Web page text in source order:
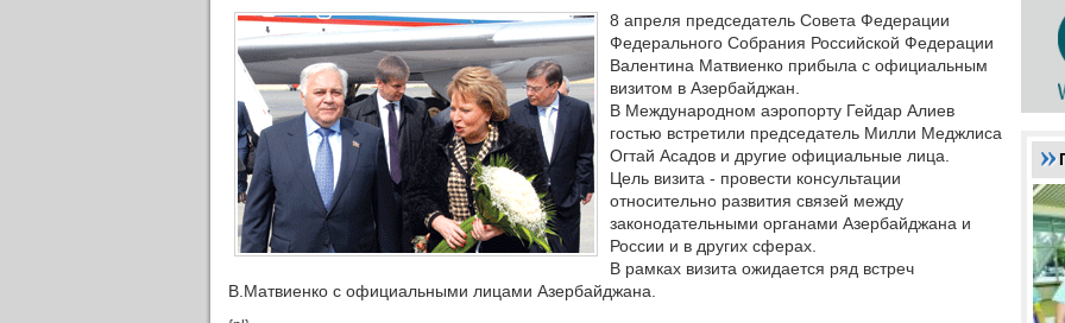
8 апреля председатель Совета Федерации
Федерального Собрания Российской Федерации
Валентина Матвиенко прибыла с официальным
визитом в Азербайджан.
В Международном аэропорту Гейдар Алиев
гостью встретили председатель Милли Меджлиса
Огтай Асадов и другие официальные лица.
Цель визита - провести консультации
относительно развития связей между
законодательными органами Азербайджана и
России и в других сферах.
В рамках визита ожидается ряд встреч
В.Матвиенко с официальными лицами Азербайджана.